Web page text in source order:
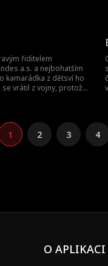
řiditelem
a.s. a nejbohatším
kamarádka z dětsví ho
vrátil z vojny, protože
1 2 3 4
O APLIKACI